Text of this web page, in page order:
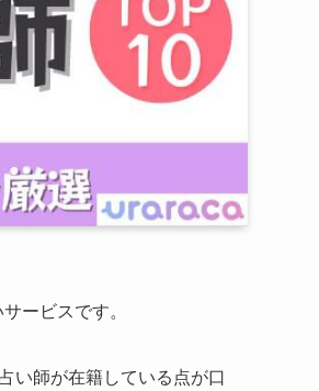
ービスです。
い師が在籍している点が口